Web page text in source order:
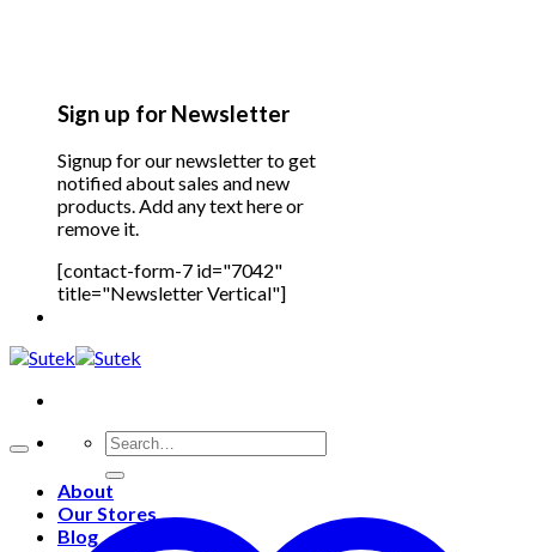
Sign up for Newsletter
Signup for our newsletter to get
notified about sales and new
products. Add any text here or
remove it.
[contact-form-7 id="7042"
title="Newsletter Vertical"]
About
Our Stores
Blog